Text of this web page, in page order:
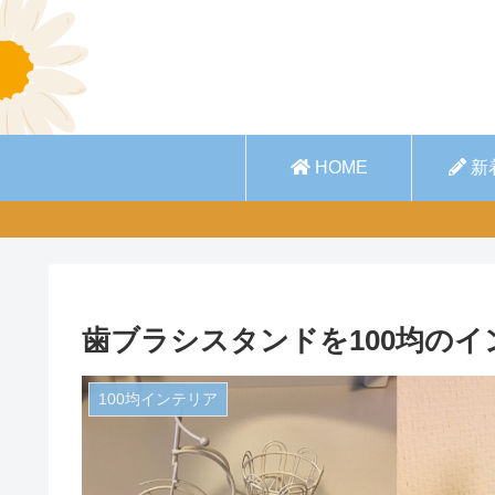
HOME 新
歯ブラシスタンドを100均の
100均インテリア